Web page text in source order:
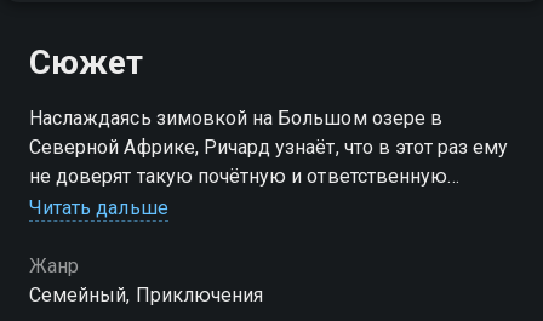
Сюжет
Наслаждаясь зимовкой на Большом озере в
Северной Африке, Ричард узнаёт, что в этот раз ему
не доверят такую почётную и ответственную
миссию, как возглавить перелёт стаи аистов домой,
Читать дальше
Жанр
Семейный, Приключения